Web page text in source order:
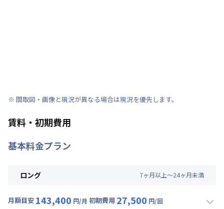
※ 間取図・画像と現況が異なる場合は現況を優先します。
賃料・初期費用
基本料金プラン
ロング 7ヶ月以上～24ヶ月未満
月額目安 143,400 円/月 初期費用 27,500 円/回